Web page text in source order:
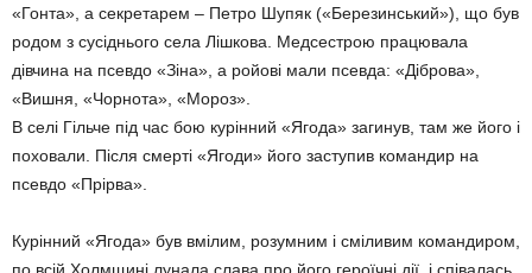
«Гонта», а секретарем – Петро Шупяк («Березинський»), що був
родом з сусіднього села Лішкова. Медсестрою працювала
дівчина на псевдо «Зіна», а ройові мали псевда: «Діброва»,
«Вишня, «Чорнота», «Мороз».
В селі Гільче під час бою курінний «Ягода» загинув, там же його і
поховали. Після смерті «Ягоди» його заступив командир на
псевдо «Прірва».
Курінний «Ягода» був вмілим, розумним і сміливим командиром,